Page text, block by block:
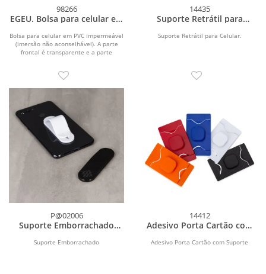
98266
EGEU. Bolsa para celular em
Bolsa para celular em PVC impermeável
(imersão não aconselhável). A parte
frontal é transparente e a parte
14435
Suporte Retrátil para
Suporte Retrátil para Celular.
P@02006
Suporte Emborrachado
Suporte Emborrachado
14412
Adesivo Porta Cartão com
Adesivo Porta Cartão com Suporte